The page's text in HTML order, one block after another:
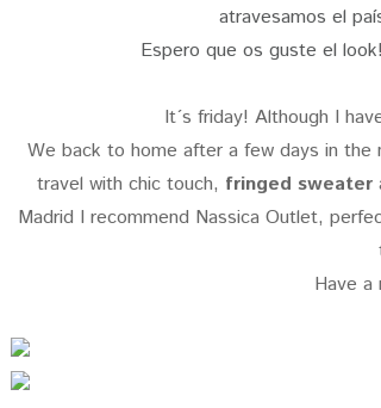
atravesamos el
Espero que os guste el
It´s friday! Although I
We back to home after a few days in
travel with chic touch, fringed sweater
Madrid I recommend Nassica Outlet,
Have a